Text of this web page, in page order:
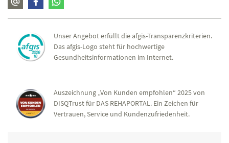
Unser Angebot erfüllt die afgis-Transparenzkriterien.
Das afgis-Logo steht für hochwertige
Gesundheitsinformationen im Internet.
Auszeichnung „Von Kunden empfohlen“ 2025 von
DISQTrust für DAS REHAPORTAL. Ein Zeichen für
Vertrauen, Service und Kundenzufriedenheit.